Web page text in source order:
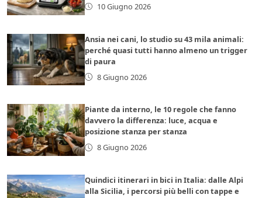
10 Giugno 2026
Ansia nei cani, lo studio su 43 mila animali:
perché quasi tutti hanno almeno un trigger
di paura
8 Giugno 2026
Piante da interno, le 10 regole che fanno
davvero la differenza: luce, acqua e
posizione stanza per stanza
8 Giugno 2026
Quindici itinerari in bici in Italia: dalle Alpi
alla Sicilia, i percorsi più belli con tappe e